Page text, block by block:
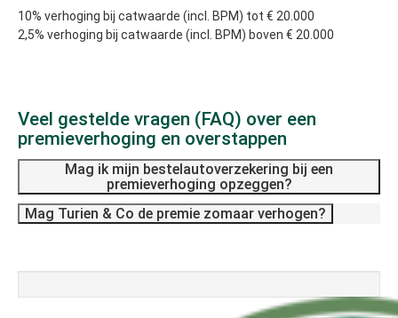
10% verhoging bij catwaarde (incl. BPM) tot € 20.000
2,5% verhoging bij catwaarde (incl. BPM) boven € 20.000
Veel gestelde vragen (FAQ) over een
premieverhoging en overstappen
Mag ik mijn bestelautoverzekering bij een
premieverhoging opzeggen?
Mag Turien & Co de premie zomaar verhogen?